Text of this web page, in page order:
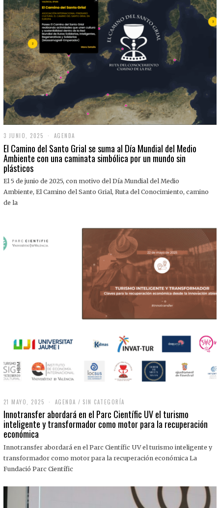
3 JUNIO, 2025
J
U
N
,
0
AGENDA
El Camino del Santo Grial se suma al Día Mundial del Medio
Ambiente con una caminata simbólica por un mundo sin
plásticos
El 5 de junio de 2025, con motivo del Día Mundial del Medio
Ambiente, El Camino del Santo Grial, Ruta del Conocimiento, camino
de la
21 MAYO, 2025
M
A
Y
,
0
2
AGENDA / SIN CATEGORÍA
Innotransfer abordará en el Parc Científic UV el turismo
inteligente y transformador como motor para la recuperación
económica
Innotransfer abordará en el Parc Científic UV el turismo inteligente y
transformador como motor para la recuperación económica La
Fundació Parc Científic